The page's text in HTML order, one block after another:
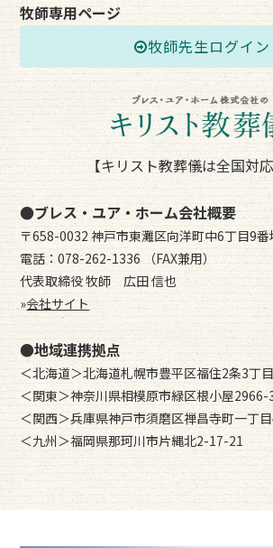
牧師専用ページ
牧師先生ログイン
【キリスト教葬儀は全国対応
●ブレス・ユア・ホーム会社概要
〒658-0032 神戸市東灘区向洋町中6丁目9番
電話：078-262-1336 （FAX兼用）
代表取締役 牧師 広田 信也
»会社サイト
●地域連携拠点
＜北海道＞北海道札幌市豊平区福住2条3丁
＜関東＞神奈川県相模原市緑区根小屋2966-
＜関西＞兵庫県神戸市須磨区禅昌寺町一丁
＜九州＞福岡県那珂川市片縄北2-17-21